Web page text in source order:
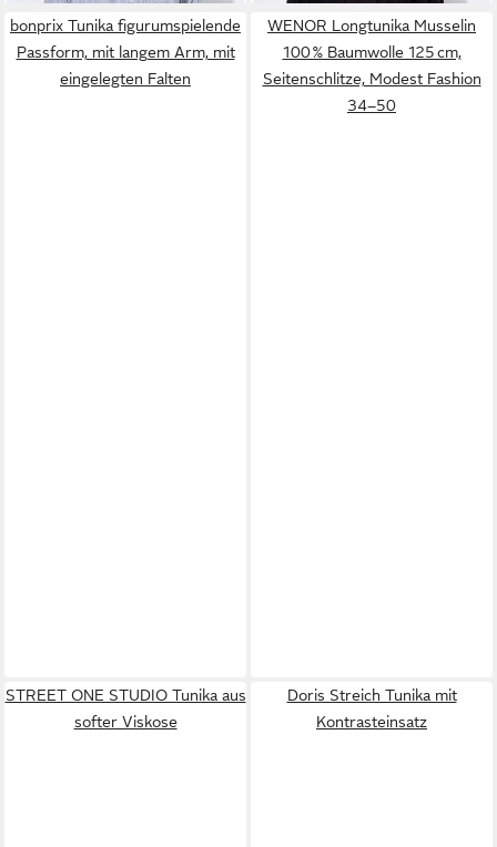
bonprix Tunika figurumspielende
Passform, mit langem Arm, mit
eingelegten Falten
WENOR Longtunika Musselin
100 % Baumwolle 125 cm,
Seitenschlitze, Modest Fashion
34–50
STREET ONE STUDIO Tunika aus
softer Viskose
Doris Streich Tunika mit
Kontrasteinsatz